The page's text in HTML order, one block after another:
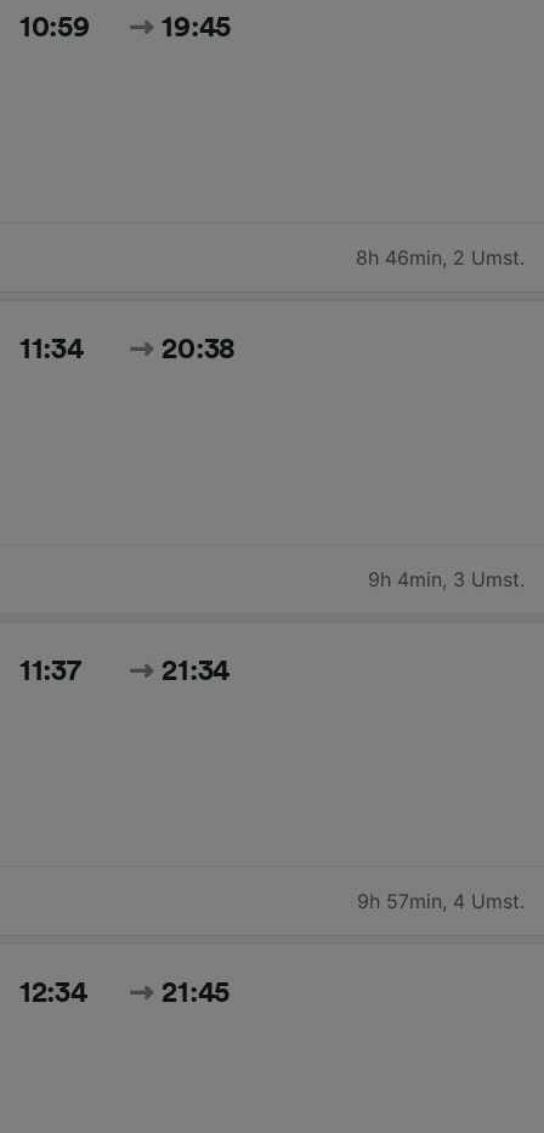
10:59 19:45
8h 46min, 2 Umst.
11:34 20:38
9h 4min, 3 Umst.
11:37 21:34
9h 57min, 4 Umst.
12:34 21:45